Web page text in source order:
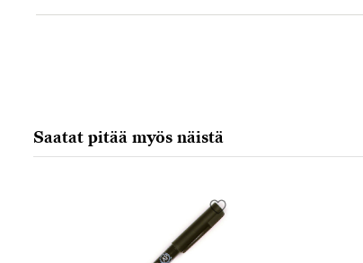
7311 PD Apeldoorn, Netherlands
info@royaltalens.com
Saatat pitää myös näistä